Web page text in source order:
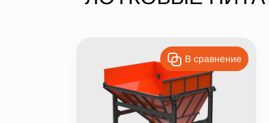
В сравнение